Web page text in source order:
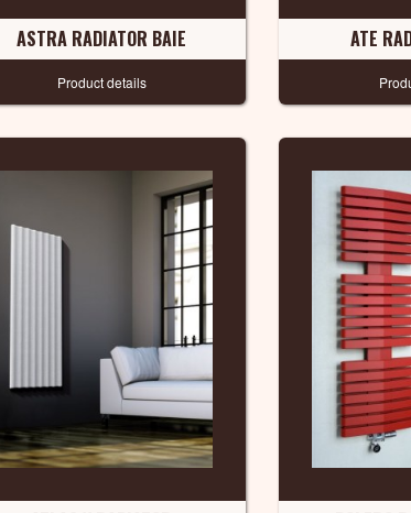
ASTRA RADIATOR BAIE
Product details
ATE